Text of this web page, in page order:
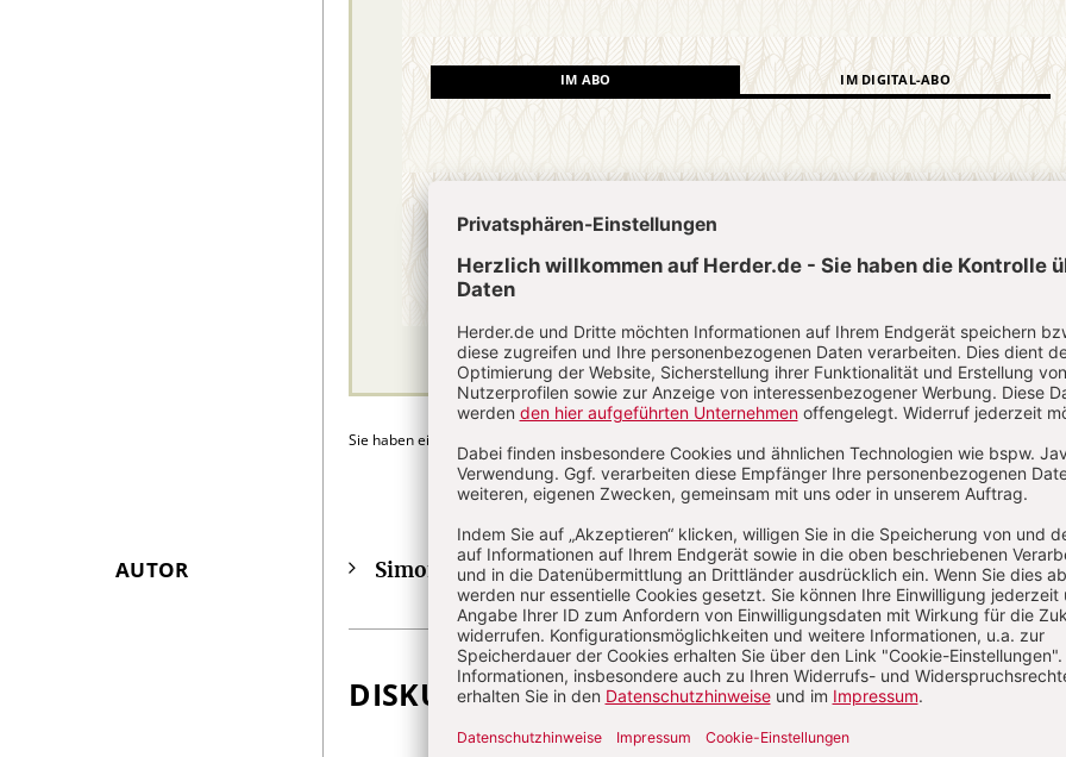
IM ABO IM DIGITAL-ABO
Abo testen
Sie haben ein Abonnement?
Überschrift
AUTOR Simon Lukas ist Redakteur bei CHRIST IN DER GEGENWART.
DISKUSSION